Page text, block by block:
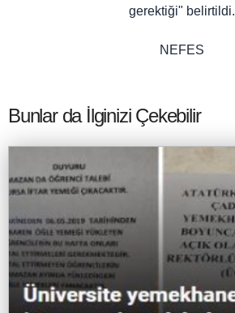
gerektiği" belirtildi.
NEFES
Bunlar da İlginizi Çekebilir